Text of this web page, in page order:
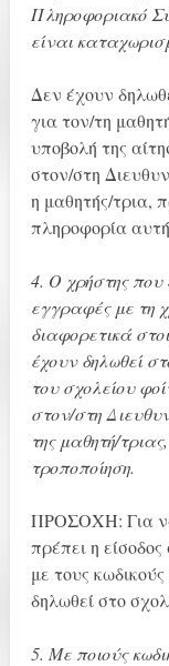
Πληροφοριακό
είναι
Δεν έχουν
για τον/τη
υποβολή της
στον/στη
η μαθητής/τρια,
πληροφορία
4. Ο χρήστης που
εγγραφές με τη
διαφορετικά
έχουν δηλωθεί
του σχολείου
στον/στη
της μαθητή/
τροποποίηση.
ΠΡΟΣΟΧΗ: Για
πρέπει η
με τους
δηλωθεί στο
5. Με ποιούς